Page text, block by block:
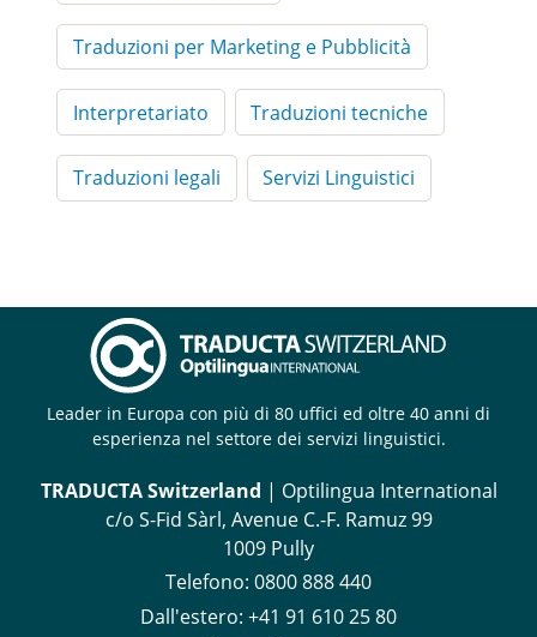
Traduzioni per Marketing e Pubblicità
Interpretariato Traduzioni tecniche
Traduzioni legali Servizi Linguistici
Leader in Europa con più di 80 uffici ed oltre 40 anni di
esperienza nel settore dei servizi linguistici.
TRADUCTA Switzerland | Optilingua International
c/o S-Fid Sàrl, Avenue C.-F. Ramuz 99
1009 Pully
Telefono: 0800 888 440
Dall'estero: +41 91 610 25 80